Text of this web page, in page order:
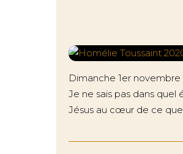
Dimanche 1er novembre
Je ne sais pas dans quel
Jésus au cœur de ce que